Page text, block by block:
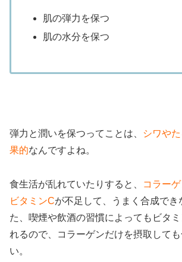
肌の弾力を保つ
肌の水分を保つ
弾力と潤いを保つってことは、
シワや
果的なんですよね。
食生活が乱れていたりすると、
コラー
ビタミンCが不足して、うまく合成でき
た、喫煙や飲酒の習慣によってもビタ
れるので、コラーゲンだけを摂取して
い。